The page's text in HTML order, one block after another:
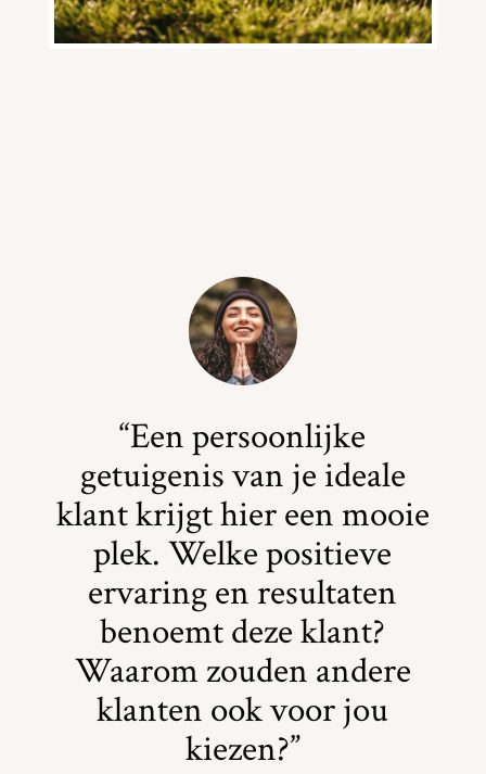
“Een persoonlijke
getuigenis van je ideale
klant krijgt hier een mooie
plek. Welke positieve
ervaring en resultaten
benoemt deze klant?
Waarom zouden andere
klanten ook voor jou
kiezen?”